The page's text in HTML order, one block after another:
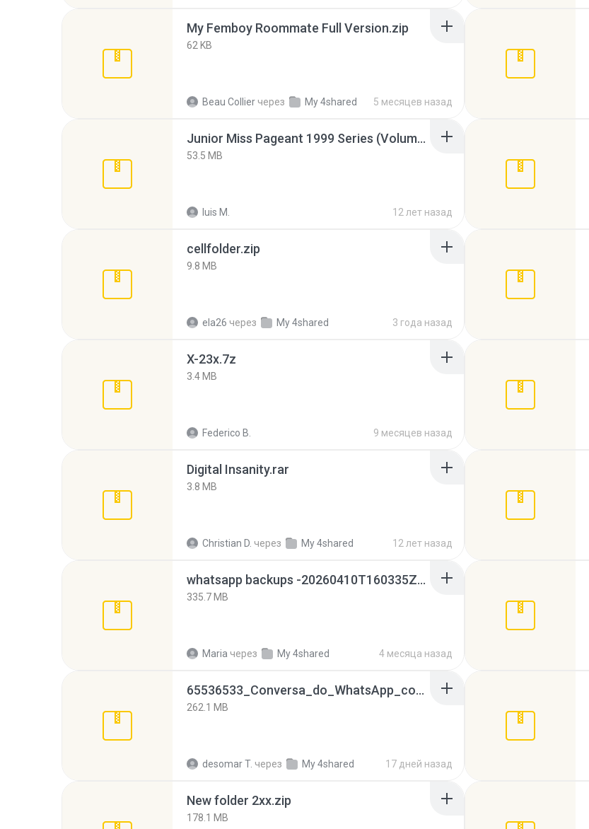
My Femboy Roommate Full Version.zip
62 KB
Beau Collier через My 4shared 5 месяцев назад
Junior Miss Pageant 1999 Series (Volume I Part I NC 6).7z
53.5 MB
luis M. 12 лет назад
cellfolder.zip
9.8 MB
ela26 через My 4shared 3 года назад
X-23x.7z
3.4 MB
Federico B. 9 месяцев назад
Digital Insanity.rar
3.8 MB
Christian D. через My 4shared 12 лет назад
whatsapp backups -20260410T160335Z-3-001.zip
335.7 MB
Maria через My 4shared 4 месяца назад
65536533_Conversa_do_WhatsApp_com_Meu_Esposo.zip
262.1 MB
desomar T. через My 4shared 17 дней назад
New folder 2xx.zip
178.1 MB